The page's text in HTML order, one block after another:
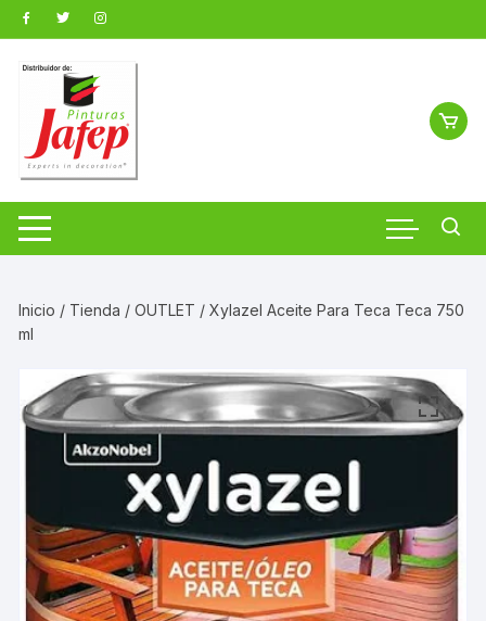
Saltar
al
contenido
Inicio / Tienda /OUTLET / Xylazel Aceite Para Teca Teca 750
ml